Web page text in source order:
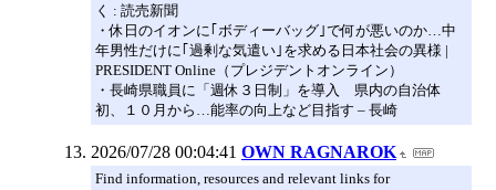
く : 読売新聞
・休日のイオンに｢ボディーバッグ｣で何が悪いのか…中
年男性だけに｢過剰な気遣い｣を求める日本社会の異様 |
PRESIDENT Online（プレジデントオンライン）
・長崎県職員に「週休３日制」を導入 県内の自治体
初、１０月から…能率の向上など目指す – 長崎
2026/07/28 00:04:41 OWN RAGNAROK
Find information, resources and relevant links for